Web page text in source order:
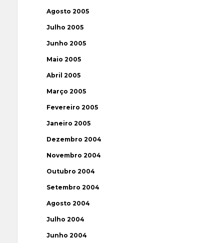
Agosto 2005
Julho 2005
Junho 2005
Maio 2005
Abril 2005
Março 2005
Fevereiro 2005
Janeiro 2005
Dezembro 2004
Novembro 2004
Outubro 2004
Setembro 2004
Agosto 2004
Julho 2004
Junho 2004